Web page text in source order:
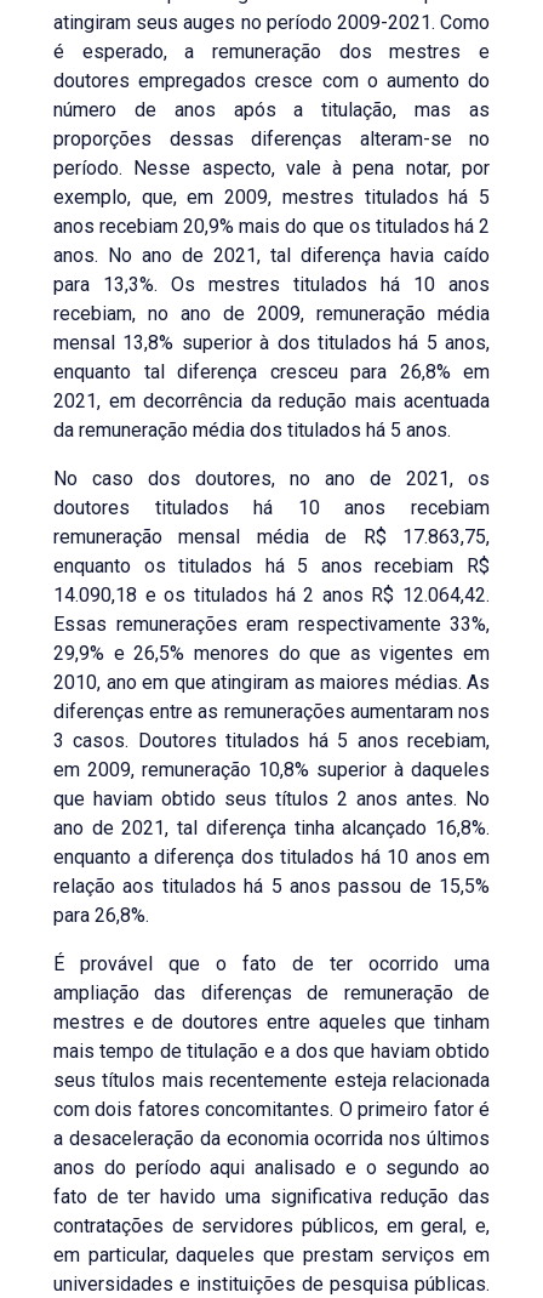
atingiram seus auges no período 2009-2021. Como
é esperado, a remuneração dos mestres e
doutores empregados cresce com o aumento do
número de anos após a titulação, mas as
proporções dessas diferenças alteram-se no
período. Nesse aspecto, vale à pena notar, por
exemplo, que, em 2009, mestres titulados há 5
anos recebiam 20,9% mais do que os titulados há 2
anos. No ano de 2021, tal diferença havia caído
para 13,3%. Os mestres titulados há 10 anos
recebiam, no ano de 2009, remuneração média
mensal 13,8% superior à dos titulados há 5 anos,
enquanto tal diferença cresceu para 26,8% em
2021, em decorrência da redução mais acentuada
da remuneração média dos titulados há 5 anos.
No caso dos doutores, no ano de 2021, os
doutores titulados há 10 anos recebiam
remuneração mensal média de R$ 17.863,75,
enquanto os titulados há 5 anos recebiam R$
14.090,18 e os titulados há 2 anos R$ 12.064,42.
Essas remunerações eram respectivamente 33%,
29,9% e 26,5% menores do que as vigentes em
2010, ano em que atingiram as maiores médias. As
diferenças entre as remunerações aumentaram nos
3 casos. Doutores titulados há 5 anos recebiam,
em 2009, remuneração 10,8% superior à daqueles
que haviam obtido seus títulos 2 anos antes. No
ano de 2021, tal diferença tinha alcançado 16,8%.
enquanto a diferença dos titulados há 10 anos em
relação aos titulados há 5 anos passou de 15,5%
para 26,8%.
É provável que o fato de ter ocorrido uma
ampliação das diferenças de remuneração de
mestres e de doutores entre aqueles que tinham
mais tempo de titulação e a dos que haviam obtido
seus títulos mais recentemente esteja relacionada
com dois fatores concomitantes. O primeiro fator é
a desaceleração da economia ocorrida nos últimos
anos do período aqui analisado e o segundo ao
fato de ter havido uma significativa redução das
contratações de servidores públicos, em geral, e,
em particular, daqueles que prestam serviços em
universidades e instituições de pesquisa públicas.